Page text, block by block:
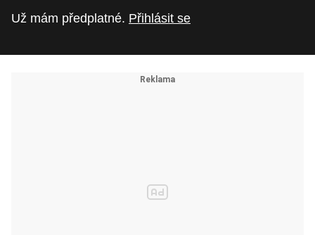
Už mám předplatné. Přihlásit se